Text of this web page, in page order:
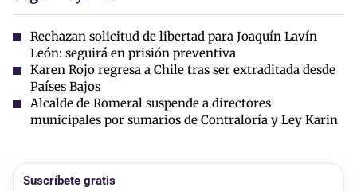
Rechazan solicitud de libertad para Joaquín Lavín
León: seguirá en prisión preventiva
Karen Rojo regresa a Chile tras ser extraditada desde
Países Bajos
Alcalde de Romeral suspende a directores
municipales por sumarios de Contraloría y Ley Karin
Suscríbete gratis